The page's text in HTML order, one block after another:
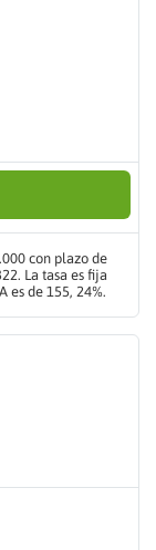
con plazo de
La tasa es fija
es de 155, 24%.